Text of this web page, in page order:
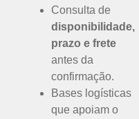
Consulta de
disponibilidade,
prazo e frete
antes da
confirmação.
Bases logísticas
que apoiam o